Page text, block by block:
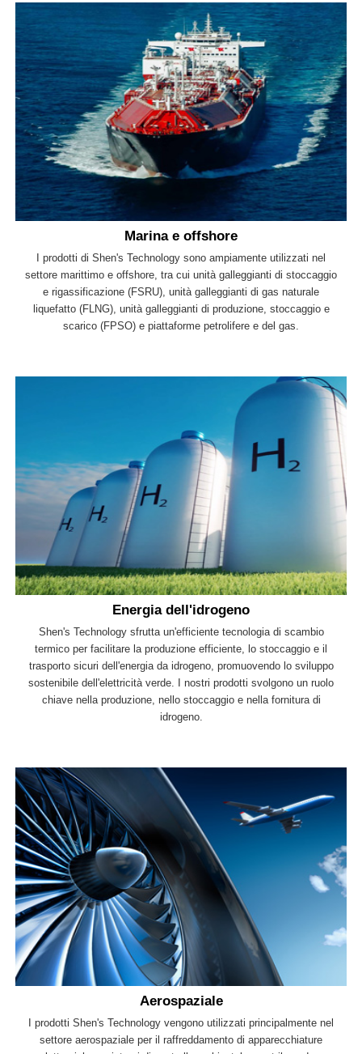
Marina e offshore
I prodotti di Shen's Technology sono ampiamente utilizzati nel
settore marittimo e offshore, tra cui unità galleggianti di stoccaggio
e rigassificazione (FSRU), unità galleggianti di gas naturale
liquefatto (FLNG), unità galleggianti di produzione, stoccaggio e
scarico (FPSO) e piattaforme petrolifere e del gas.
Energia dell'idrogeno
Shen's Technology sfrutta un'efficiente tecnologia di scambio
termico per facilitare la produzione efficiente, lo stoccaggio e il
trasporto sicuri dell'energia da idrogeno, promuovendo lo sviluppo
sostenibile dell'elettricità verde. I nostri prodotti svolgono un ruolo
chiave nella produzione, nello stoccaggio e nella fornitura di
idrogeno.
Aerospaziale
I prodotti Shen's Technology vengono utilizzati principalmente nel
settore aerospaziale per il raffreddamento di apparecchiature